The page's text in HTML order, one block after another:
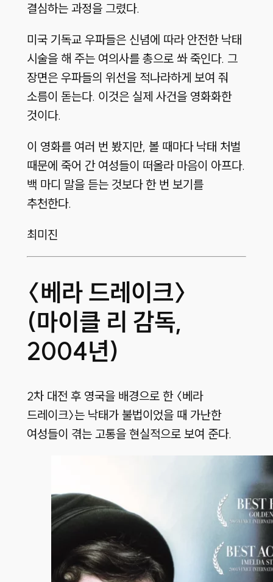
결심하는 과정을 그렸다.
미국 기독교 우파들은 신념에 따라 안전한 낙태
시술을 해 주는 여의사를 총으로 쏴 죽인다. 그
장면은 우파들의 위선을 적나라하게 보여 줘
소름이 돋는다. 이것은 실제 사건을 영화화한
것이다.
이 영화를 여러 번 봤지만, 볼 때마다 낙태 처벌
때문에 죽어 간 여성들이 떠올라 마음이 아프다.
백 마디 말을 듣는 것보다 한 번 보기를
추천한다.
최미진
〈베라 드레이크〉
(마이클 리 감독,
2004년)
2차 대전 후 영국을 배경으로 한 〈베라
드레이크〉는 낙태가 불법이었을 때 가난한
여성들이 겪는 고통을 현실적으로 보여 준다.